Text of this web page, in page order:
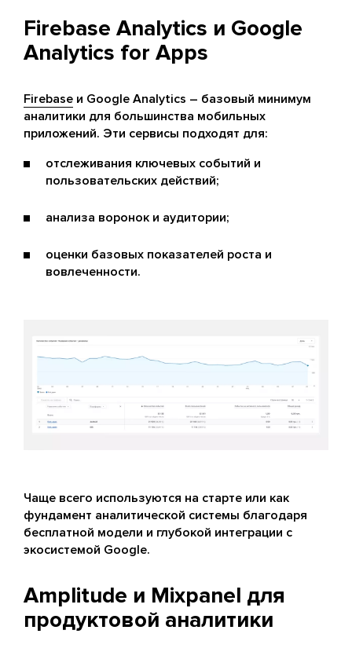
Firebase Analytics и Google
Analytics for Apps
Firebase и Google Analytics – базовый минимум
аналитики для большинства мобильных
приложений. Эти сервисы подходят для:
отслеживания ключевых событий и
пользовательских действий;
анализа воронок и аудитории;
оценки базовых показателей роста и
вовлеченности.
Чаще всего используются на старте или как
фундамент аналитической системы благодаря
бесплатной модели и глубокой интеграции с
экосистемой Google.
Amplitude и Mixpanel для
продуктовой аналитики